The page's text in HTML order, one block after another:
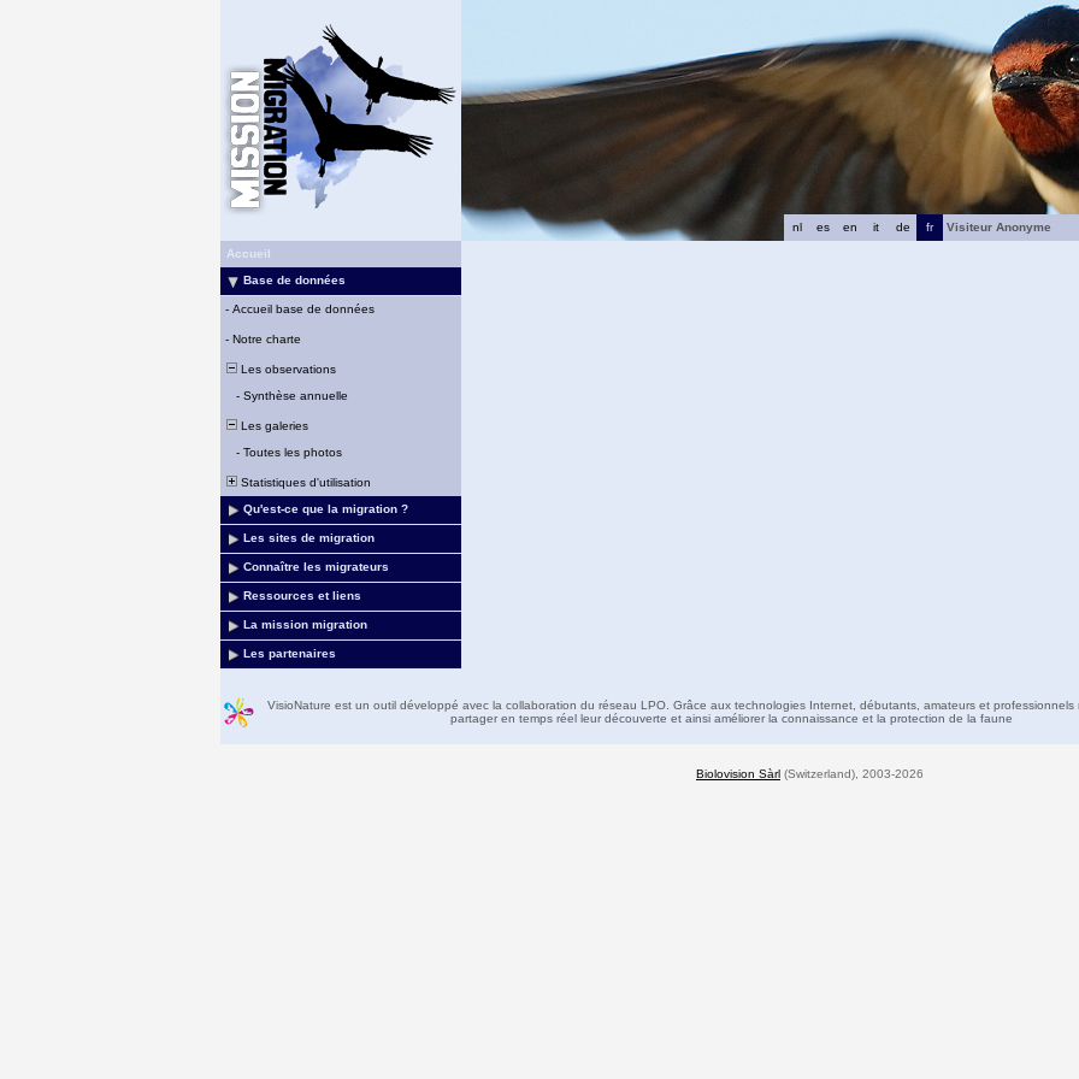
fr
de
it
en
es
nl
Visiteur Anonyme
Accueil
Base de données
- Accueil base de données
- Notre charte
Les observations
- Synthèse annuelle
Les galeries
- Toutes les photos
Statistiques d'utilisation
Qu'est-ce que la migration ?
Les sites de migration
Connaître les migrateurs
Ressources et liens
La mission migration
Les partenaires
VisioNature est un outil développé avec la collaboration du réseau LPO. Grâce aux technologies Internet, débutants, amateurs et professionnels
partager en temps réel leur découverte et ainsi améliorer la connaissance et la protection de la faune
Biolovision Sàrl (Switzerland), 2003-2026